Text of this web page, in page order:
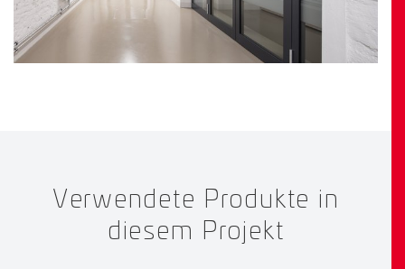
Verwendete Produkte in
diesem Projekt